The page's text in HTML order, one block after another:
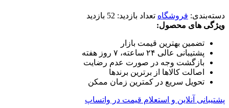
دسته‌بندی: فروشگاه تعداد بازدید: 52 بازدید
ویژگی های محصول:
تضمین بهترین قیمت بازار
پشتیبانی عالی ۲۴ ساعته، ۷ روز هفته
بازگشت وجه در صورت عدم رضایت
اصالت کالاها از برترین برندها
تحویل سریع در کمترین زمان ممکن
پشتیبانی آنلاین و استعلام قیمت در واتساپ